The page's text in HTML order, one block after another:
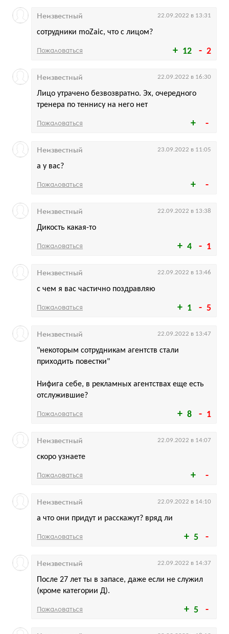
12 2
сотрудники moZaic, что с лицом?
Неизвестный 22.09.2022 в 13:31
Пожаловаться
Лицо утрачено безвозвратно. Эх, очередного
тренера по теннису на него нет
Неизвестный 22.09.2022 в 16:30
Пожаловаться
а у вас?
Неизвестный 23.09.2022 в 11:05
Пожаловаться
4 1
Дикость какая-то
Неизвестный 22.09.2022 в 13:38
Пожаловаться
1 5
с чем я вас частично поздравляю
Неизвестный 22.09.2022 в 13:46
Пожаловаться
8 1
"некоторым сотрудникам агентств стали
приходить повестки"
Нифига себе, в рекламных агентствах еще есть
отслужившие?
Неизвестный 22.09.2022 в 13:47
Пожаловаться
скоро узнаете
Неизвестный 22.09.2022 в 14:07
Пожаловаться
5
а что они придут и расскажут? вряд ли
Неизвестный 22.09.2022 в 14:10
Пожаловаться
5
После 27 лет ты в запасе, даже если не служил
(кроме категории Д).
Неизвестный 22.09.2022 в 14:37
Пожаловаться